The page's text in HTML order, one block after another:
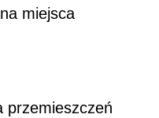
miejsca
przemieszczeń